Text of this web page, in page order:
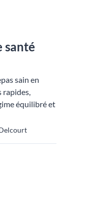
santé
sain en
rapides,
équilibré et